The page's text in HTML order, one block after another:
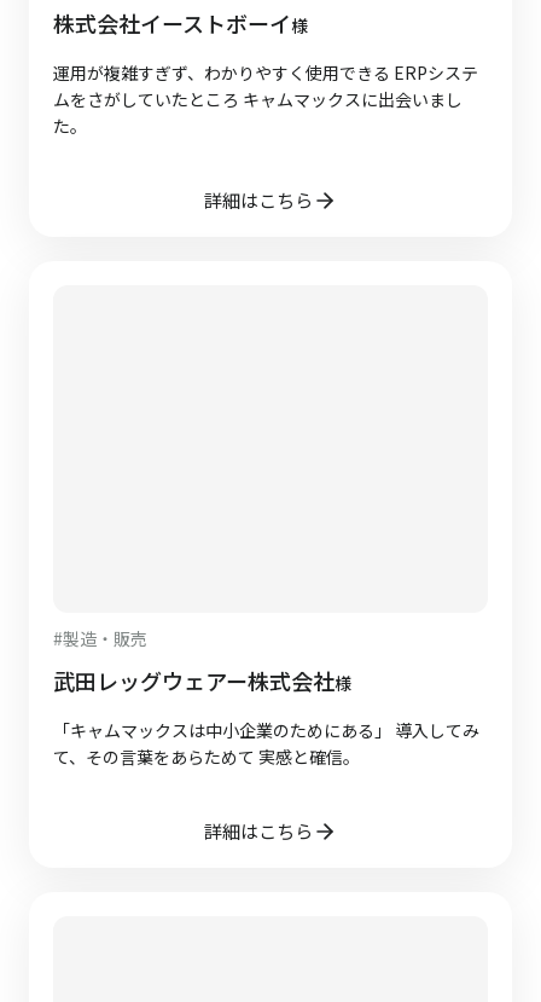
株式会社イーストボーイ様
運用が複雑すぎず、わかりやすく使用できる ERPシステ
ムをさがしていたところ キャムマックスに出会いまし
た。
詳細はこちら
#製造・販売
武田レッグウェアー株式会社様
「キャムマックスは中小企業のためにある」 導入してみ
て、その言葉をあらためて 実感と確信。
詳細はこちら